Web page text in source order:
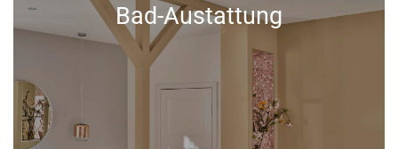
Bad-Austattung